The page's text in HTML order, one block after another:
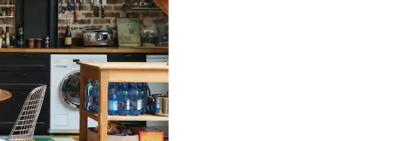
して検索結果を確認することができます。